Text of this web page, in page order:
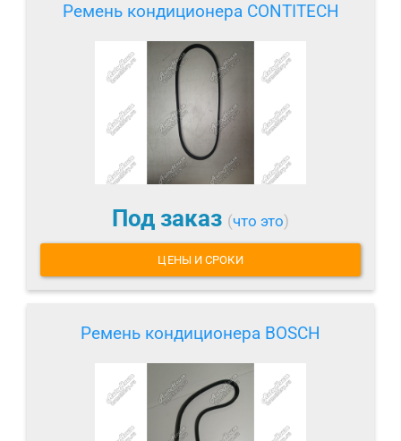
Ремень кондиционера CONTITECH
Под заказ (что это)
ЦЕНЫ И СРОКИ
Ремень кондиционера BOSCH